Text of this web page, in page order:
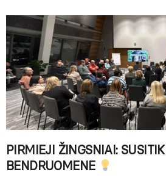
PIRMIEJI ŽINGSNIAI:
BENDRUOMENE